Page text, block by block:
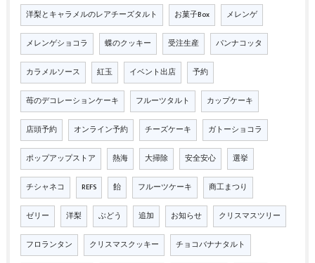
洋梨とキャラメルのレアチーズタルト お菓子Box メレンゲ
メレンゲショコラ 蝶のクッキー 受注生産 パンナコッタ
カラメルソース 紅玉 イベント出店 予約
苺のデコレーションケーキ フルーツタルト カップケーキ
店頭予約 オンライン予約 チーズケーキ ガトーショコラ
ポップアップストア 熱海 大掃除 安全安心 選挙
チシャネコ REFS 飴 フルーツケーキ 商工まつり
ゼリー 洋梨 ぶどう 追加 お知らせ クリスマスツリー
フロランタン クリスマスクッキー チョコバナナタルト